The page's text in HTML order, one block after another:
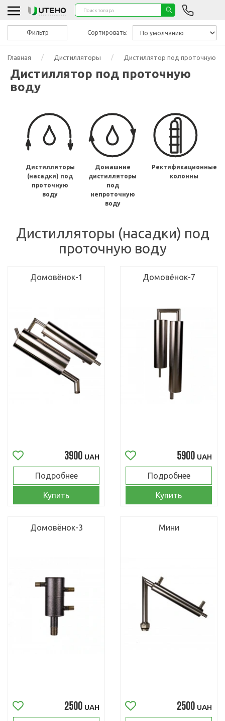
Главная Дистилляторы Дистиллятор под проточную
Дистиллятор под проточную
воду
Дистилляторы
(насадки) под
проточную
воду
Домашние
дистилляторы
под
непроточную
воду
Ректификационные
колонны
Дистилляторы (насадки) под
проточную воду
Домовёнок-1
3900 UAH
Подробнее
Купить
Домовёнок-7
5900 UAH
Подробнее
Купить
Домовёнок-3
2500 UAH
Мини
2500 UAH
Фильтр Сортировать: